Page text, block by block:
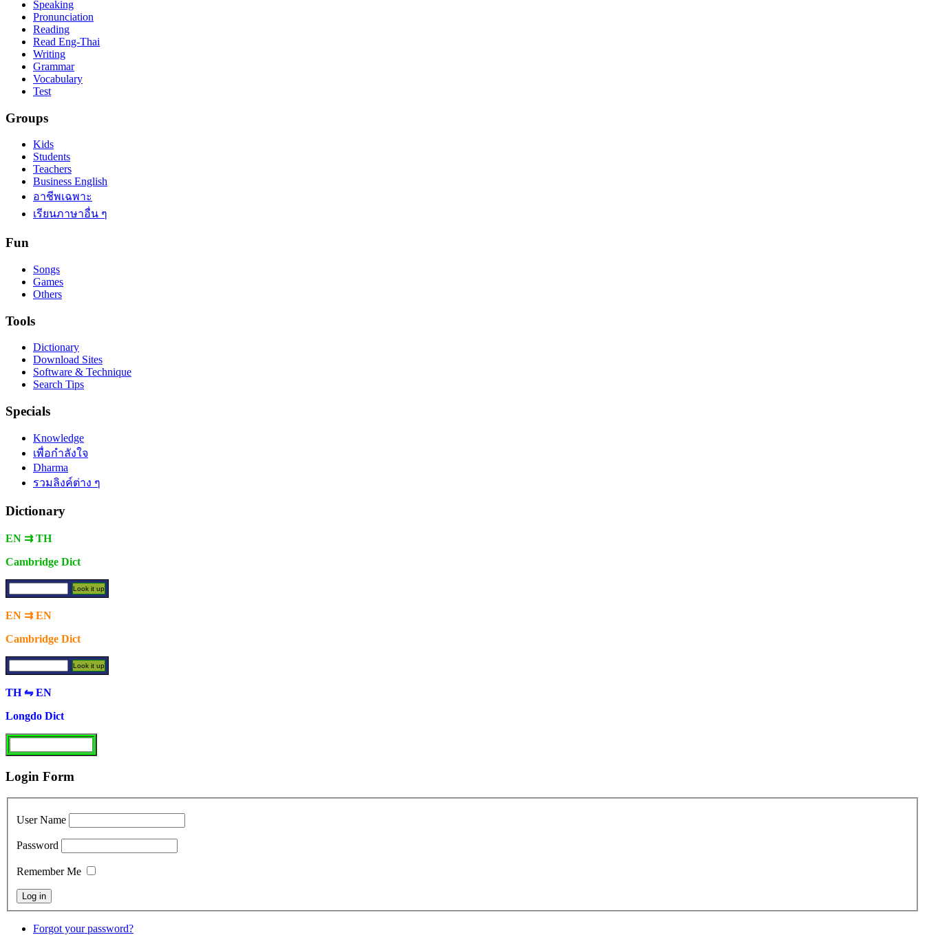
Speaking
Pronunciation
Reading
Read Eng-Thai
Writing
Grammar
Vocabulary
Test
Groups
Kids
Students
Teachers
Business English
อาชีพเฉพาะ
เรียนภาษาอื่น ๆ
Fun
Songs
Games
Others
Tools
Dictionary
Download Sites
Software & Technique
Search Tips
Specials
Knowledge
เพื่อกำลังใจ
Dharma
รวมลิงค์ต่าง ๆ
Dictionary
EN ⇉ TH
Cambridge Dict
EN ⇉ EN
Cambridge Dict
TH ⇋ EN
Longdo Dict
Login Form
User Name
Password
Remember Me
Forgot your password?